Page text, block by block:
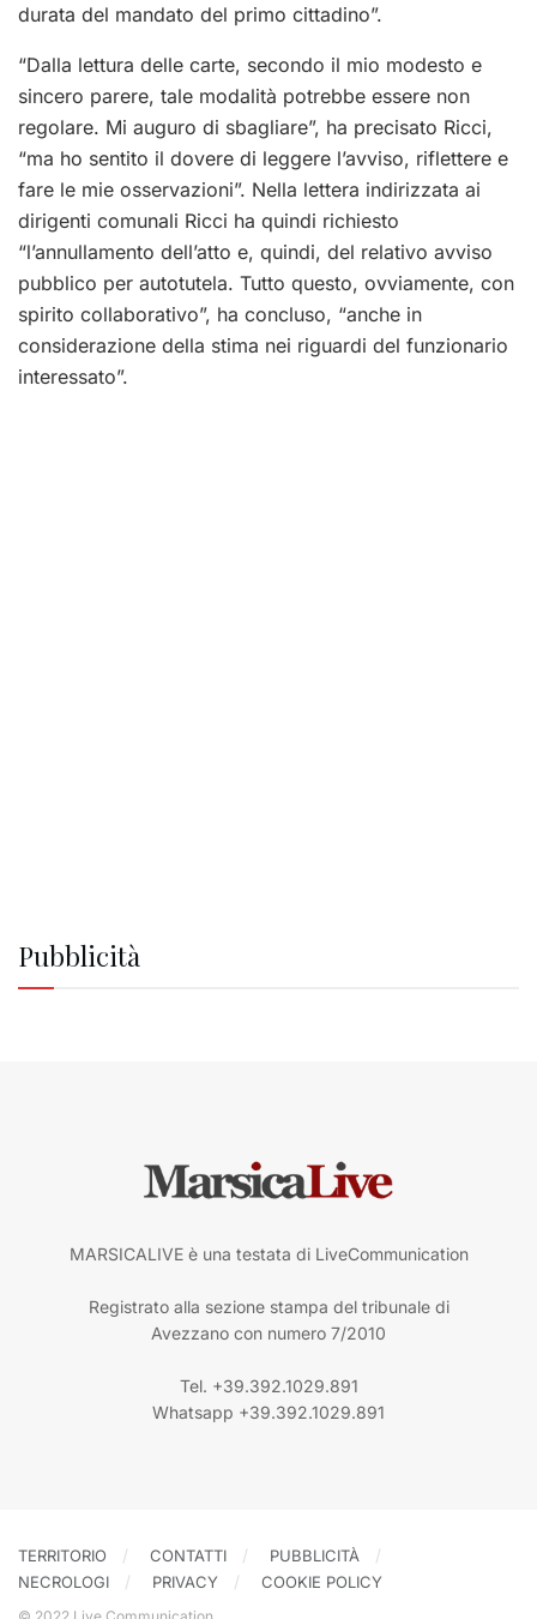
durata del mandato del primo cittadino”.
“Dalla lettura delle carte, secondo il mio modesto e
sincero parere, tale modalità potrebbe essere non
regolare. Mi auguro di sbagliare”, ha precisato Ricci,
“ma ho sentito il dovere di leggere l’avviso, riflettere e
fare le mie osservazioni”. Nella lettera indirizzata ai
dirigenti comunali Ricci ha quindi richiesto
“l’annullamento dell’atto e, quindi, del relativo avviso
pubblico per autotutela. Tutto questo, ovviamente, con
spirito collaborativo”, ha concluso, “anche in
considerazione della stima nei riguardi del funzionario
interessato”.
Pubblicità
MARSICALIVE è una testata di LiveCommunication
Registrato alla sezione stampa del tribunale di
Avezzano con numero 7/2010
Tel. +39.392.1029.891
Whatsapp +39.392.1029.891
TERRITORIO CONTATTI
PUBBLICITÀ
NECROLOGI
PRIVACY COOKIE POLICY